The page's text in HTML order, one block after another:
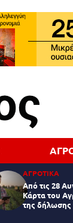
ΑΓΡΟΤΙΚΑ
Από τις 28
Κάρτα του
της